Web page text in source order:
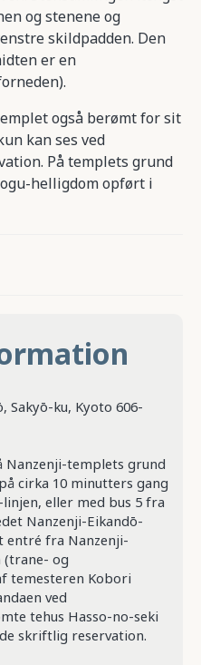
og stenene og
skildpadden. Den
er en
også berømt for sit
kan ses ved
På templets grund
helligdom opført i
Sakyō-ku, Kyoto 606-
templets grund
cirka 10 minutters gang
eller med bus 5 fra
Nanzenji-Eikandō-
entré fra Nanzenji-
(trane- og
temesteren Kobori
ved
tehus Hasso-no-seki
skriftlig reservation.